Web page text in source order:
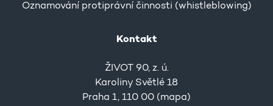
Oznamování protiprávní činnosti (whistleblowing)
Kontakt
ŽIVOT 90, z. ú.
Karoliny Světlé 18
Praha 1, 110 00 (mapa)